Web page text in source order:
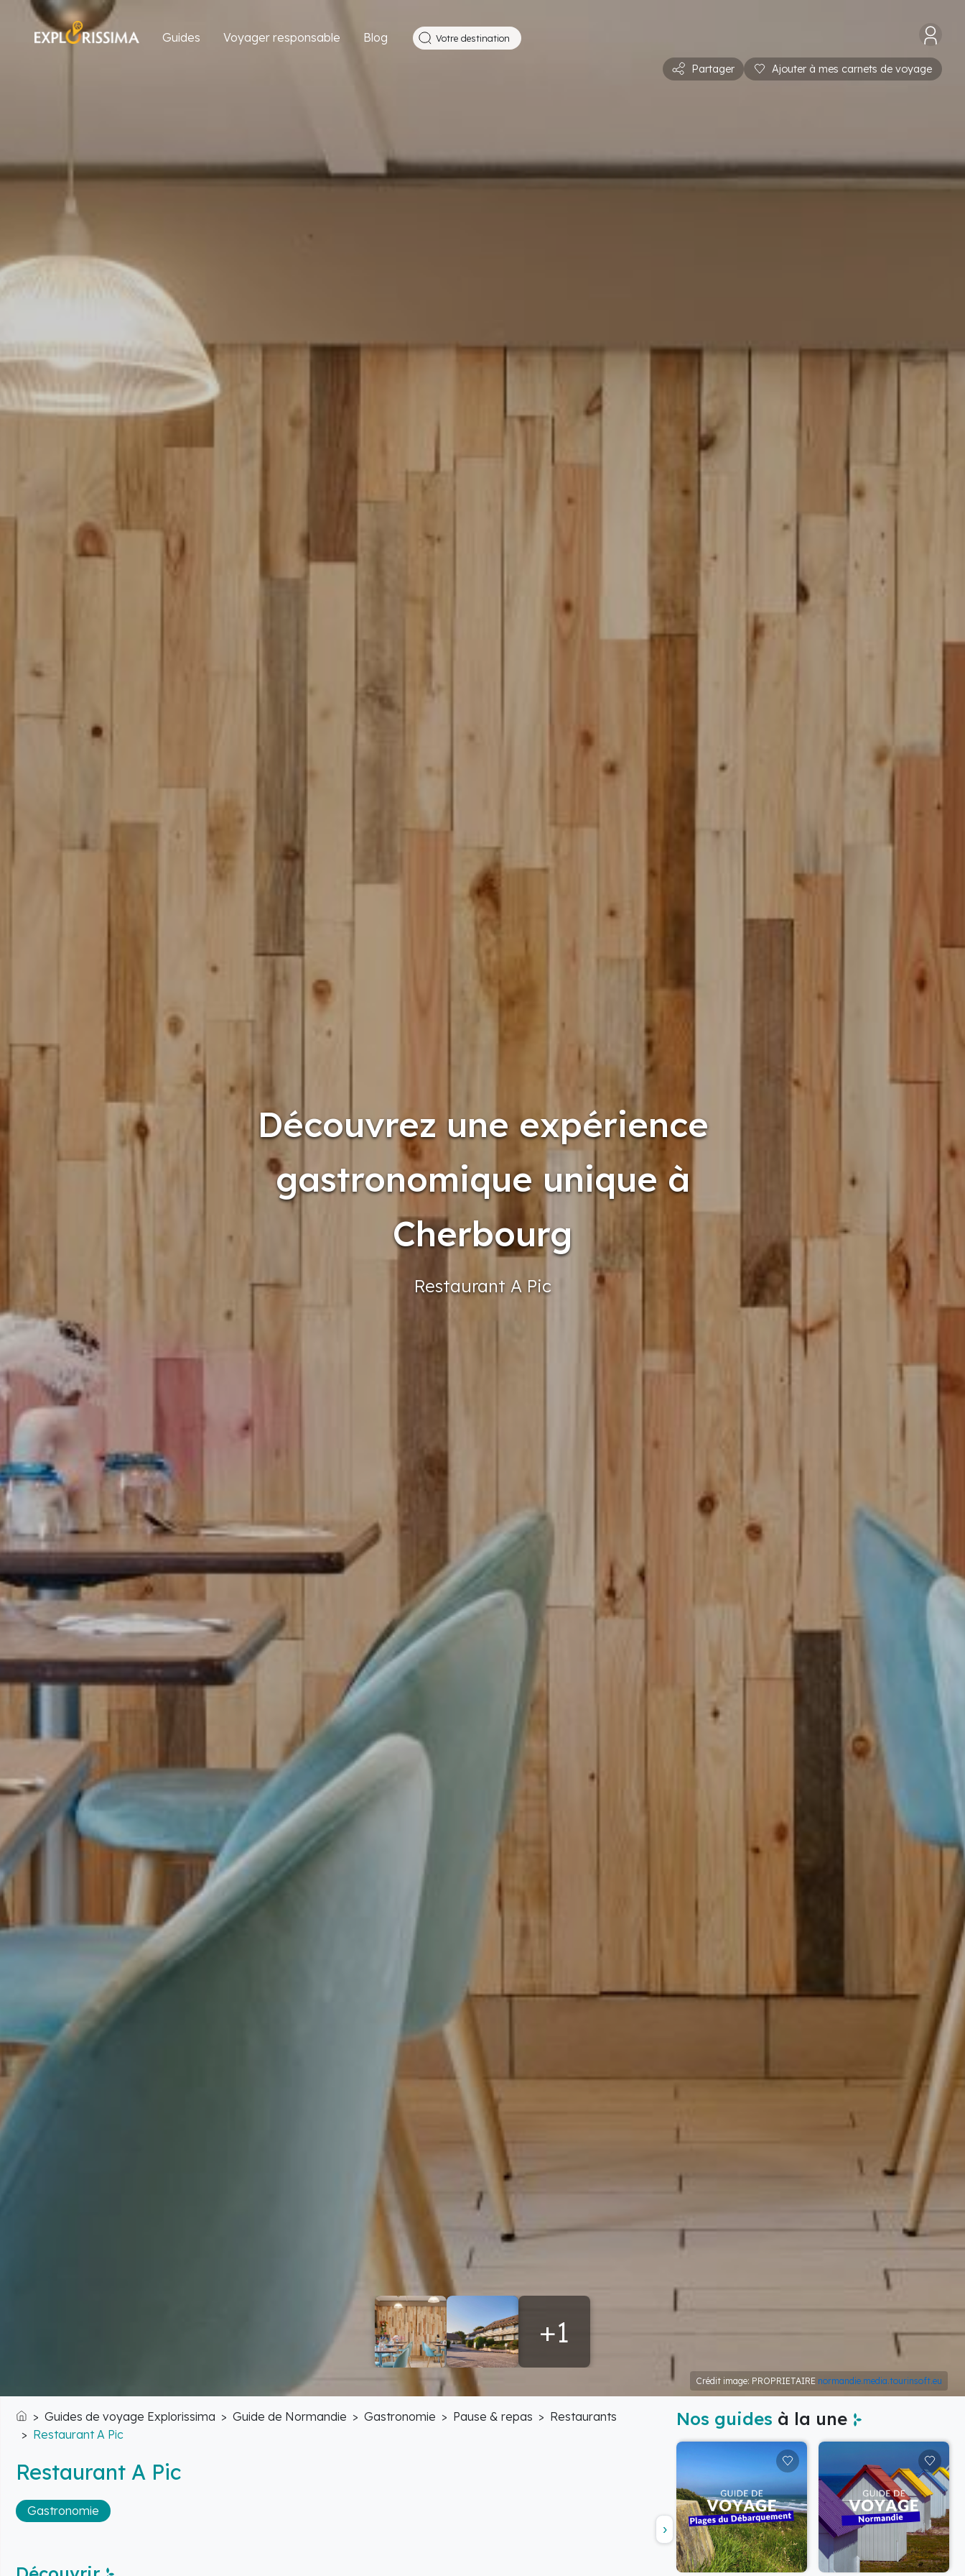
Partager Ajouter à mes carnets de voyage
Découvrez une expérience
gastronomique unique à
Cherbourg
Restaurant A Pic
+1
Crédit image: PROPRIETAIRE normandie.media.tourinsoft.eu
Accueil
Guides de voyage Explorissima Guide de Normandie Gastronomie Pause & repas
Restaurants
Restaurant A Pic
Restaurant A Pic
Gastronomie
Nos guides à la une
Guides Voyager responsable Blog Votre destination